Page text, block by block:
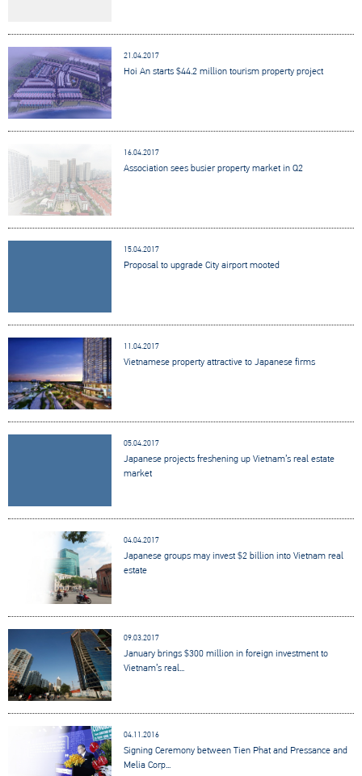
21.04.2017
Hoi An starts $44.2 million tourism property project
16.04.2017
Association sees busier property market in Q2
15.04.2017
Proposal to upgrade City airport mooted
11.04.2017
Vietnamese property attractive to Japanese firms
05.04.2017
Japanese projects freshening up Vietnam’s real estate
market
04.04.2017
Japanese groups may invest $2 billion into Vietnam real
estate
09.03.2017
January brings $300 million in foreign investment to
Vietnam’s real...
04.11.2016
Signing Ceremony between Tien Phat and Pressance and
Melia Corp...